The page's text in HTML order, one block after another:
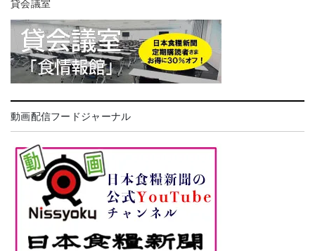
貸会議室
動画配信フードジャーナル